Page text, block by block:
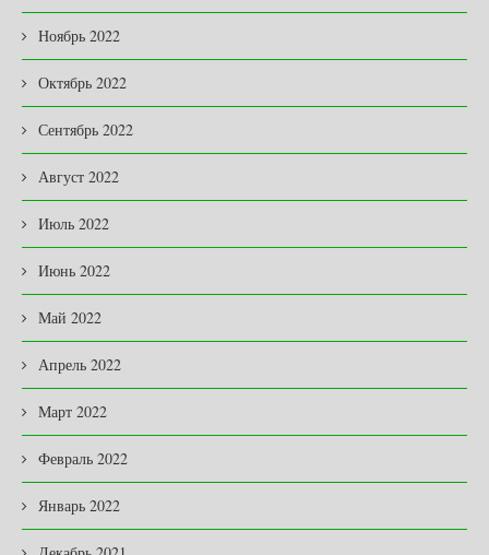
Ноябрь 2022
Октябрь 2022
Сентябрь 2022
Август 2022
Июль 2022
Июнь 2022
Май 2022
Апрель 2022
Март 2022
Февраль 2022
Январь 2022